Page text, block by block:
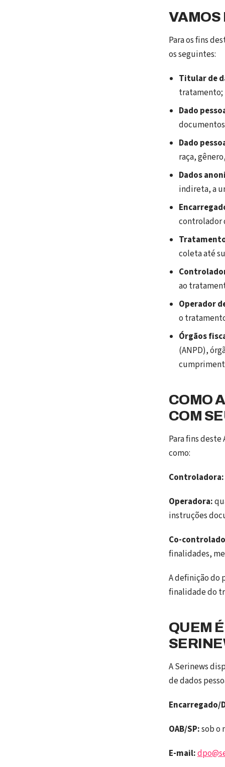
VAMOS
Para os fins
os seguintes:
Titular de
tratamento;
Dado
Dado
raça,
Dados
indireta, a
controlador
coleta até
ao
Operador
o
Órgãos
(ANPD),
COMO
COM
Para fins
como:
Controladora:
Operadora:
instruções
Co-
finalidades,
A definição do
finalidade do
QUEM
A Serinews
de dados
Encarregado/
OAB/SP:sob o
E-mail: